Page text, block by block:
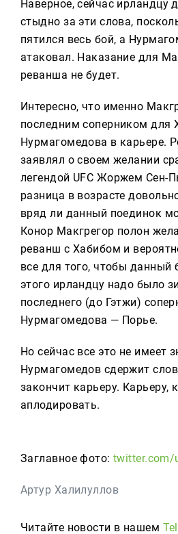
Наверное, сейчас ирландцу
стыдно за эти слова,
пятился весь бой, а
атаковал. Наказание для
реванша не будет.
Интересно, что именно
последним соперником для
Нурмагомедова в карьере.
заявлял о своем желании
легендой UFC Жоржем Сен-
разница в возрасте
вряд ли данный поединок
Конор Макгрегор полон
реванш с Хабибом и
все для того, чтобы данный
этого ирландцу надо было
последнего (до Гэтжи)
Нурмагомедова — Порье.
Но сейчас все это не имеет
Нурмагомедов сдержит
закончит карьеру. Карьеру,
аплодировать.
Заглавное фото:twitter.com/
Артур Халилуллов
Читайте новости в нашем